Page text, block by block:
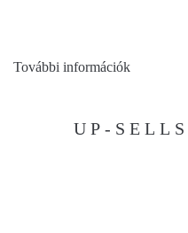
További információk
UP-